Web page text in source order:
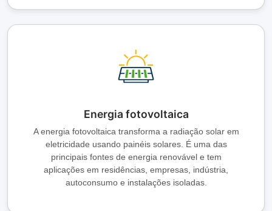
i
d
e
o
Energia fotovoltaica
A energia fotovoltaica transforma a radiação solar em
eletricidade usando painéis solares. É uma das
principais fontes de energia renovável e tem
aplicações em residências, empresas, indústria,
autoconsumo e instalações isoladas.